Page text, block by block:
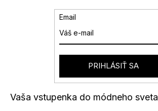
Vaša vstupenka do módneho sveta
Email
PRIHLÁSIŤ SA